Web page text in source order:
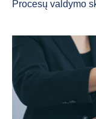
Procesų valdymo